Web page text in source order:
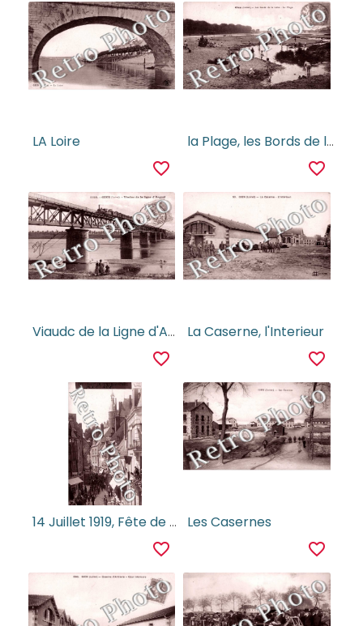
LA Loire
favorite_border
la Plage, les Bords de la Loire
favorite_border
Viaudc de la Ligne d'Argent
favorite_border
La Caserne, l'Interieur
favorite_border
14 Juillet 1919, Fête de la Victoire
favorite_border
Les Casernes
favorite_border